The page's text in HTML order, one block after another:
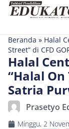
Beranda » Halal
Street” di CFD
Halal
“Halal On
Satria
Prasetyo
Minggu, 2